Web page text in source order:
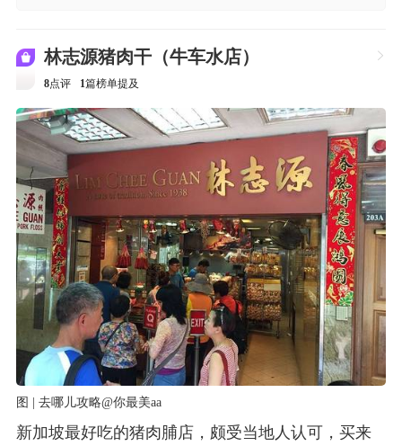
林志源猪肉干（牛车水店）
8点评 1篇榜单提及

图 | 去哪儿攻略@你最美aa
新加坡最好吃的猪肉脯店，颇受当地人认可，买来